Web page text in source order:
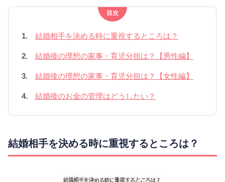
目次
1. 結婚相手を決める時に重視するところは？
2. 結婚後の理想の家事・育児分担は？【男性編】
3. 結婚後の理想の家事・育児分担は？【女性編】
4. 結婚後のお金の管理はどうしたい？
結婚相手を決める時に重視するところは？